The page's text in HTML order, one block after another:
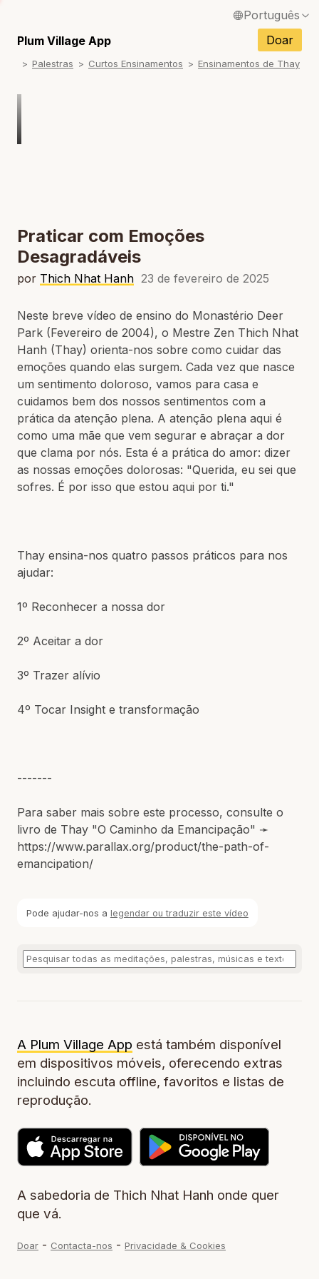
Português
Français / Francês
Plum Village App Doar
Palestras Curtos Ensinamentos Ensinamentos de Thay
Praticar com Emoções
Desagradáveis
por Thich Nhat Hanh 23 de fevereiro de 2025
Neste breve vídeo de ensino do Monastério Deer
Park (Fevereiro de 2004), o Mestre Zen Thich Nhat
Hanh (Thay) orienta-nos sobre como cuidar das
emoções quando elas surgem. Cada vez que nasce
um sentimento doloroso, vamos para casa e
cuidamos bem dos nossos sentimentos com a
prática da atenção plena. A atenção plena aqui é
como uma mãe que vem segurar e abraçar a dor
que clama por nós. Esta é a prática do amor: dizer
as nossas emoções dolorosas: "Querida, eu sei que
sofres. É por isso que estou aqui por ti."
Thay ensina-nos quatro passos práticos para nos
ajudar:
1º Reconhecer a nossa dor
2º Aceitar a dor
3º Trazer alívio
4º Tocar Insight e transformação
-------
Para saber mais sobre este processo, consulte o
livro de Thay "O Caminho da Emancipação" ➛
https://www.parallax.org/product/the-path-of-
emancipation/
Pode ajudar-nos a legendar ou traduzir este vídeo
A Plum Village App está também disponível
em dispositivos móveis, oferecendo extras
incluindo escuta offline, favoritos e listas de
reprodução.
A sabedoria de Thich Nhat Hanh onde quer
que vá.
Doar - Contacta-nos - Privacidade & Cookies